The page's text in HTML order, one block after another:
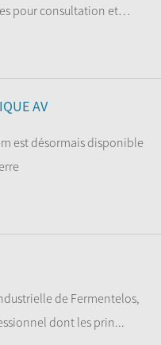
pour consultation et
AV
est désormais disponible
de Fermentelos,
dont les prin...